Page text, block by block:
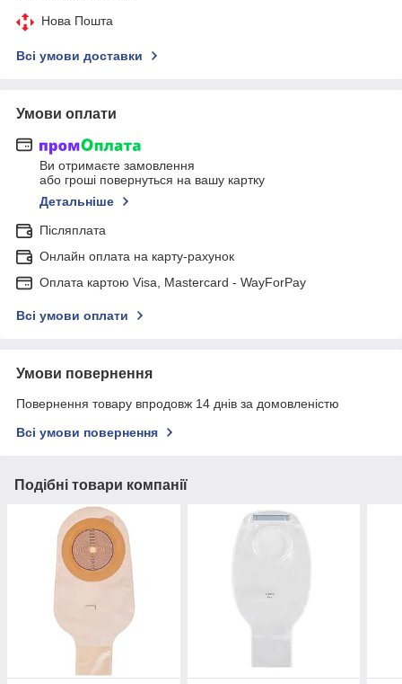
Нова Пошта
Всі умови доставки
Умови оплати
Ви отримаєте замовлення
або гроші повернуться на вашу картку
Детальніше
Післяплата
Онлайн оплата на карту-рахунок
Оплата картою Visa, Mastercard - WayForPay
Всі умови оплати
Умови повернення
Повернення товару впродовж 14 днів за домовленістю
Всі умови повернення
Подібні товари компанії